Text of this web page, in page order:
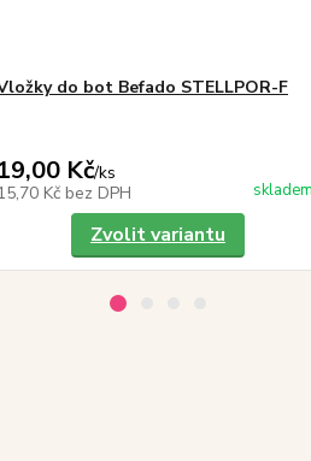
do bot Befado STELLPOR-F
Kč/ks
Kč bez DPH skladem
Zvolit variantu